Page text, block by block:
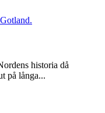
historia då
på långa...